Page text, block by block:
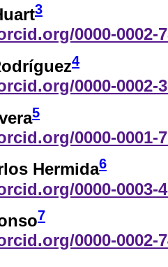
3
0000-0002-
4
0000-0002-
5
0000-0001-
Hermida6
0000-0003-
7
0000-0002-